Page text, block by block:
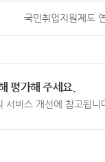
국민취업지원제도
평가해 주세요.
서비스 개선에 참고됩니